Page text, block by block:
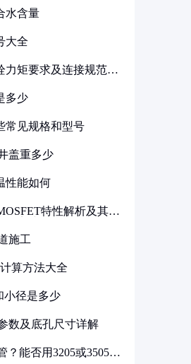
水含量
大全
力矩要求及连接规范详
多少
常见规格和型号
盖重多少
性能如何
特性解析及其在
施工
算方法大全
小径是多少
数及底孔尺寸详解
？能否用3205或3505代